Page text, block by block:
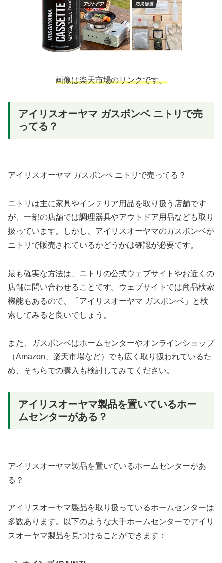
画像は楽天市場のリンクです。
アイリスオーヤマ ガスボンベ ニトリで売
ってる？
アイリスオーヤマ ガスボンベ ニトリで売ってる？
ニトリは主に家具やインテリア用品を取り扱う店舗です
が、一部の店舗では調理器具やアウトドア用品なども取り
扱っています。しかし、アイリスオーヤマのガスボンベが
ニトリで販売されているかどうかは確認が必要です。
最も確実な方法は、ニトリの公式ウェブサイトやお近くの
店舗に問い合わせることです。ウェブサイトでは商品検索
機能もあるので、「アイリスオーヤマ ガスボンベ」と検
索してみると良いでしょう。
また、ガスボンベはホームセンターやオンラインショップ
（Amazon、楽天市場など）でも広く取り扱われているた
め、そちらでの購入も検討してみてください。
アイリスオーヤマ製品を置いているホー
ムセンターがある？
アイリスオーヤマ製品を置いているホームセンターがあ
る？
アイリスオーヤマ製品を取り扱っているホームセンターは
多数あります。以下のような大手ホームセンターでアイリ
スオーヤマ製品を見つけることができます：